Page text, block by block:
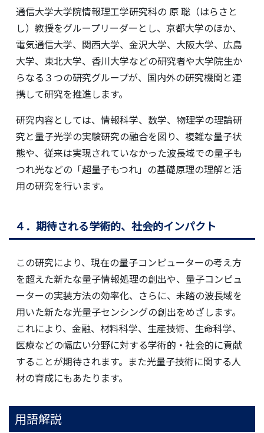
通信大学大学院情報理工学研究科の 原 聡（はらさと
し）教授をグループリーダーとし、京都大学のほか、
電気通信大学、関西大学、金沢大学、大阪大学、広島
大学、東北大学、香川大学などの研究者や大学院生か
らなる３つの研究グループが、国内外の研究機関と連
携して研究を推進します。
研究内容としては、情報科学、数学、物理学の理論研
究と量子光学の実験研究の融合を図り、複雑な量子状
態や、従来は実現されていなかった波長域での量子も
つれ光などの「超量子もつれ」の基礎原理の理解と活
用の研究を行います。
４．期待される学術的、社会的インパクト
この研究により、現在の量子コンピューターの考え方
を超えた新たな量子情報処理の創出や、量子コンピュ
ーターの実装方法の効率化、さらに、未踏の波長域を
用いた新たな光量子センシングの創出をめざします。
これにより、金融、材料科学、生産技術、生命科学、
医療などの幅広い分野に対する学術的・社会的に貢献
することが期待されます。また光量子技術に関する人
材の育成にもあたります。
用語解説